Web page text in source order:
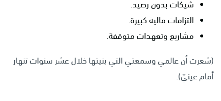
شيكات بدون رصيد.
التزامات مالية كبيرة.
مشاريع وتعهدات متوقفة.
(شعرت أن عالمي وسمعتي التي بنيتها خلال عشر سنوات تنهار
أمام عينيّ).